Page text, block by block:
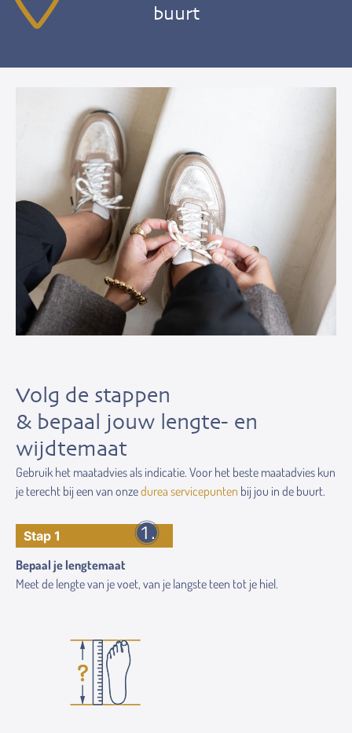
buurt
Volg de stappen
& bepaal jouw lengte- en
wijdtemaat
Gebruik het maatadvies als indicatie. Voor het beste maatadvies kun
je terecht bij een van onzedurea servicepunten bij jou in de buurt.
Stap 1
Bepaal je lengtemaat
Meet de lengte van je voet, van je langste teen tot je hiel.